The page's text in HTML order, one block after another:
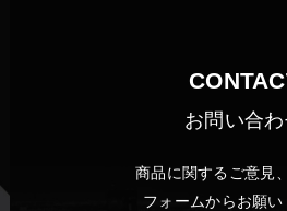
サプリメントを摂
毎日楽しみたいで
お問い合
商品に関するご意見
フォームからお願い